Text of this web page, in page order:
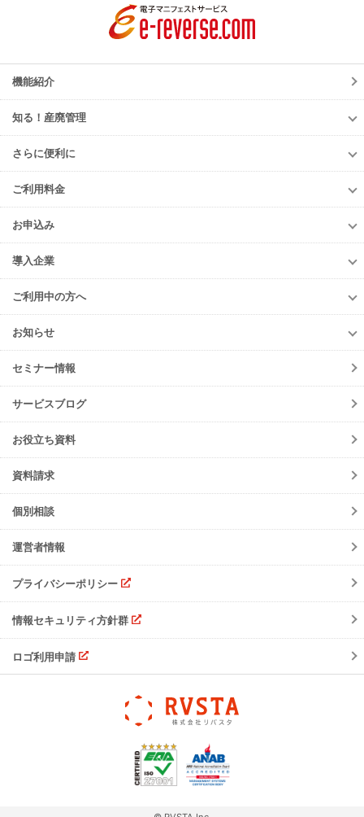
機能紹介
知る！産廃管理
知る！産廃管理
初級編
中級編
上級編
さらに便利に
さらに便利に
TansoMiru産廃
多量排出行政報告支援サービス
再生資源利用促進支援サービス
er-contract
遠隔承認モデル
JWNETデータ取込機能
パッケージソフト
ご利用料金
ご利用料金
排出事業者様
収集運搬・
お申込み
お申込み
e-reverse.com
TansoMiru産廃
多量排出行政報告支援サービス
er-contract
再生資源利用促進支援サービス
導入企業
導入企業
収集運搬業者・
排出事業者一覧
導入事例一覧
ご利用中の方へ
ご利用中の方へ
各種お手続き
ご登録情報変更
初期設定方法
動作環境
会員規約
サービスの可用性とセキュリティ
よくあるご質問
注意事項
お知らせ
お知らせ
ニュースリリース
メンテナンス
障害情報
機能リリース
イベント
セミナー情報
サービスブログ
お役立ち資料
資料請求
個別相談
運営者情報
プライバシーポリシー
情報セキュリティ方針群
ロゴ利用申請